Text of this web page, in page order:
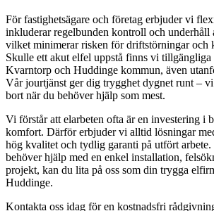
För fastighetsägare och företag erbjuder vi
inkluderar regelbunden kontroll och underhåll
vilket minimerar risken för driftstörningar och
Skulle ett akut elfel uppstå finns vi tillgängliga
Kvarntorp och Huddinge kommun, även
Vår jourtjänst ger dig trygghet dygnet runt – vi
bort när du behöver hjälp som mest.
Vi förstår att elarbeten ofta är en investering i
komfort. Därför erbjuder vi alltid lösningar
hög kvalitet och tydlig garanti på utfört arbete.
behöver hjälp med en enkel installation,
projekt, kan du lita på oss som din trygga
Huddinge.
Kontakta oss idag för en kostnadsfri